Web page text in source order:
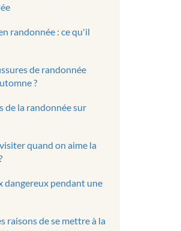
randonnée : ce qu'il
de randonnée
?
de la randonnée sur
quand on aime la
dangereux pendant une
raisons de se mettre à la